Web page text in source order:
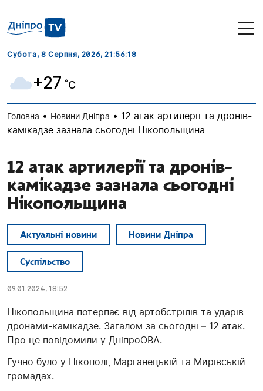
Субота, 8 Серпня, 2026, 21:56:19
+27 ˚C
Головна • Новини Дніпра • 12 атак артилерії та дронів-
камікадзе зазнала сьогодні Нікопольщина
12 атак артилерії та дронів-
камікадзе зазнала сьогодні
Нікопольщина
Актуальні новини Новини Дніпра
Суспільство
09.01.2024, 18:52
Нікопольщина потерпає від артобстрілів та ударів
дронами-камікадзе. Загалом за сьогодні – 12 атак.
Про це повідомили у ДніпроОВА.
Гучно було у Нікополі, Марганецькій та Мирівській
громадах.